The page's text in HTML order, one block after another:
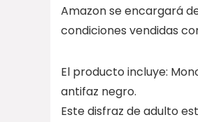
Amazon se encargará
condiciones vendidas
El producto incluye:
antifaz negro.
Este disfraz de adulto